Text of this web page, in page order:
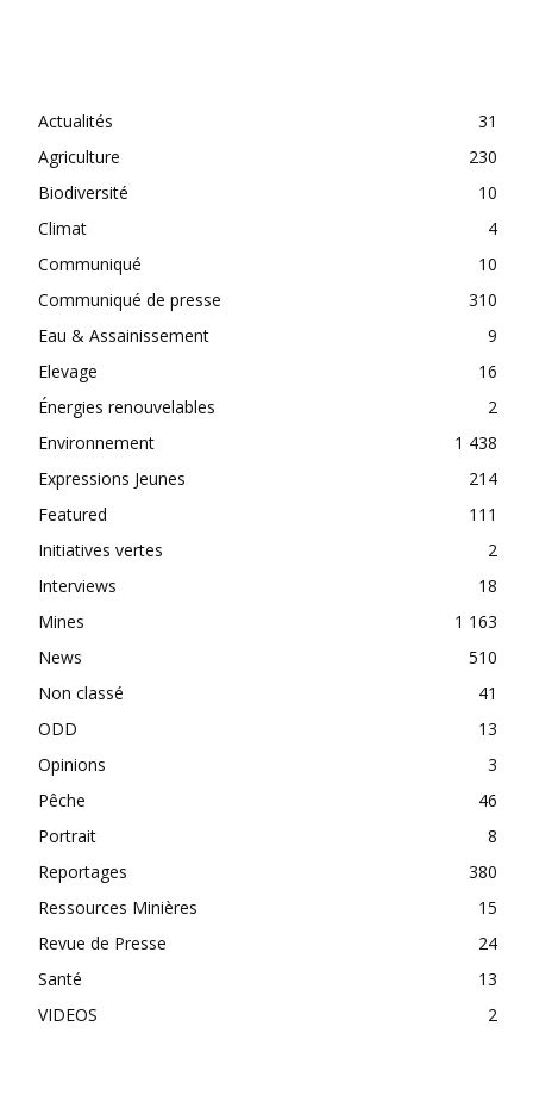
Actualités
31
Agriculture
230
Biodiversité
10
Climat
4
Communiqué
10
Communiqué de presse
310
Eau & Assainissement
9
Elevage
16
Énergies renouvelables
2
Environnement
1 438
Expressions Jeunes
214
Featured
111
Initiatives vertes
2
Interviews
18
Mines
1 163
News
510
Non classé
41
ODD
13
Opinions
3
Pêche
46
Portrait
8
Reportages
380
Ressources Minières
15
Revue de Presse
24
Santé
13
VIDEOS
2